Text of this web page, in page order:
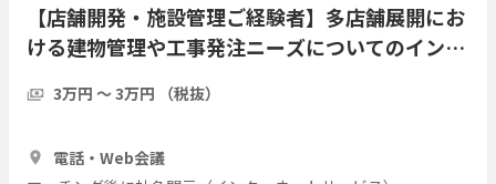
【店舗開発・施設管理ご経験者】多店舗展開にお
ける建物管理や工事発注ニーズについてのインタ
3万円 〜 3万円 （税抜）
電話・Web会議